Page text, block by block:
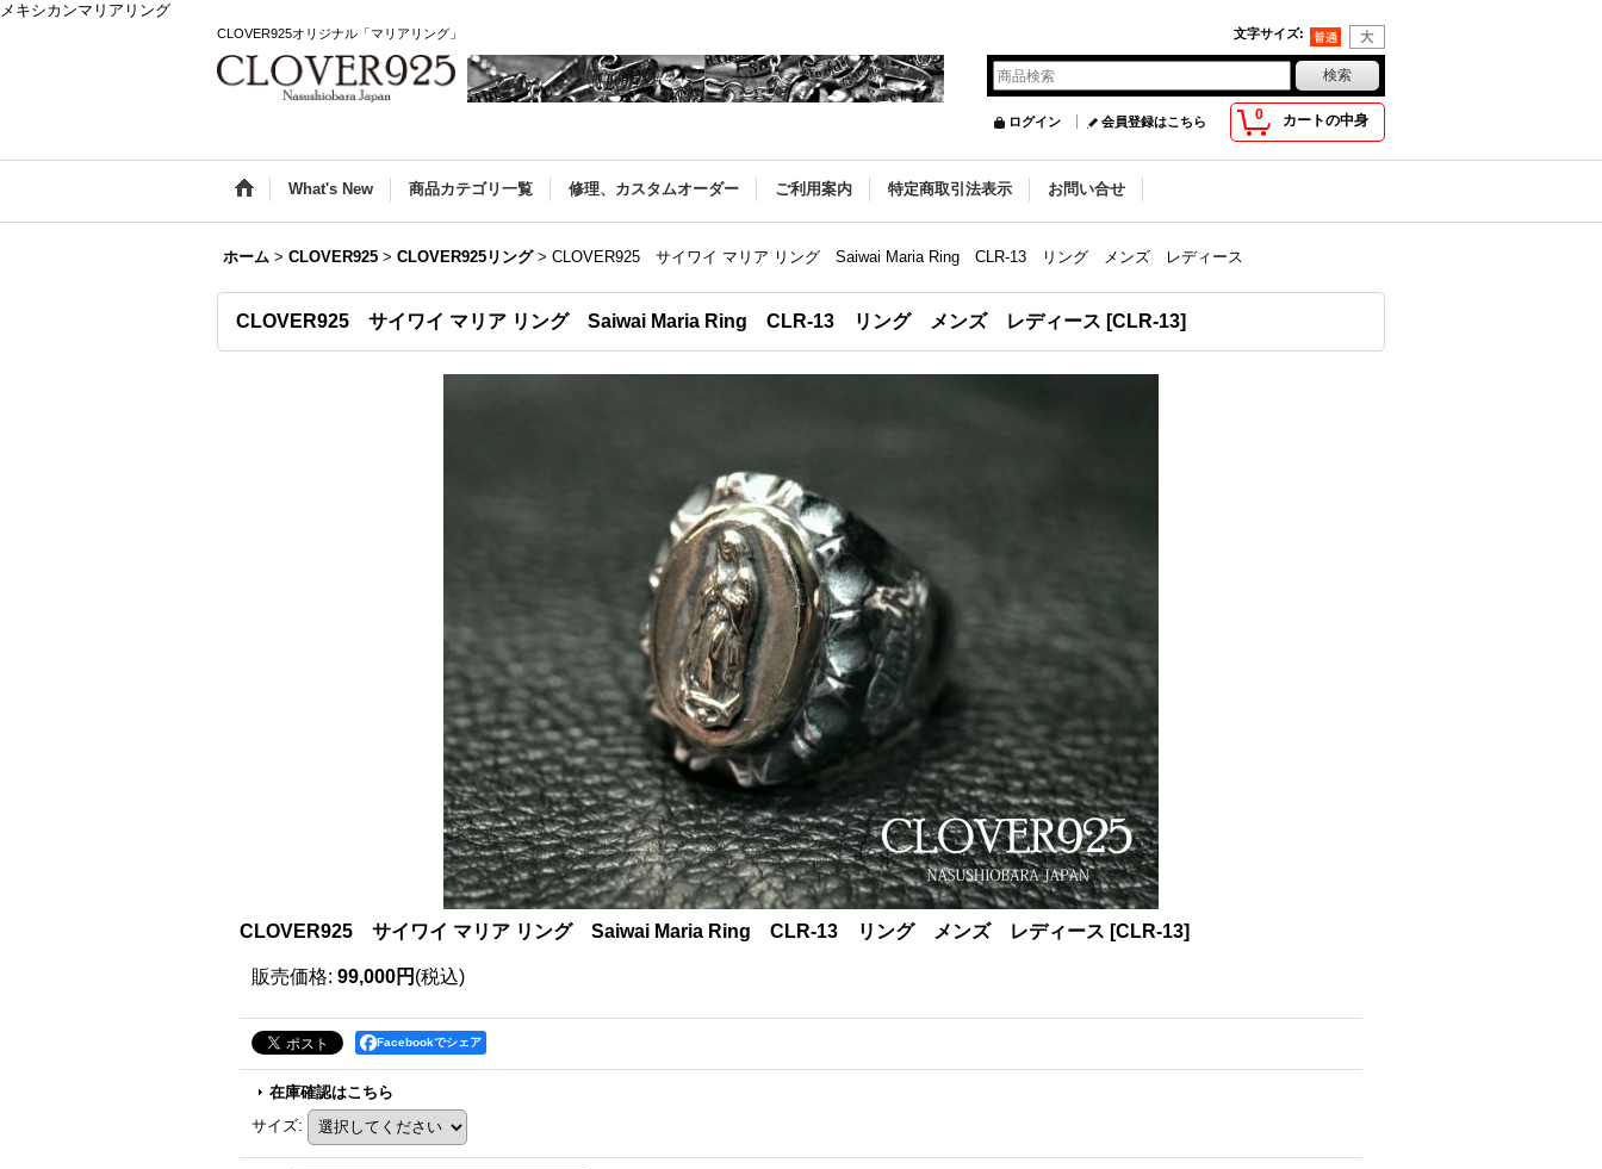
メキシカンマリアリング
CLOVER925オリジナル「マリアリング」 文字サイズ:
0 カートの中身
ログイン 会員登録はこちら
What's New 商品カテゴリ一覧 修理、カスタムオーダー ご利用案内 特定商取引法表示 お問い合せ
ホーム > CLOVER925 > CLOVER925リング > CLOVER925 サイワイ マリア リング Saiwai Maria Ring CLR-13 リング メンズ レディース
CLOVER925 サイワイ マリア リング Saiwai Maria Ring CLR-13 リング メンズ レディース [CLR-13]
CLOVER925 サイワイ マリア リング Saiwai Maria Ring CLR-13 リング メンズ レディース [CLR-13]
販売価格: 99,000円 (税込)
Facebookでシェア
在庫確認はこちら
サイズ: